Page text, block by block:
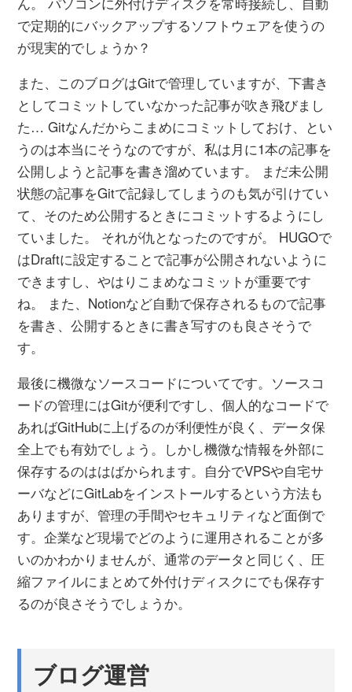
で定期的にバックアップするソフトウェアを使うの
が現実的でしょうか？
また、このブログはGitで管理していますが、下書き
としてコミットしていなかった記事が吹き飛びまし
た… Gitなんだからこまめにコミットしておけ、とい
うのは本当にそうなのですが、私は月に1本の記事を
公開しようと記事を書き溜めています。 まだ未公開
状態の記事をGitで記録してしまうのも気が引けてい
て、そのため公開するときにコミットするようにし
ていました。 それが仇となったのですが。 HUGOで
はDraftに設定することで記事が公開されないように
できますし、やはりこまめなコミットが重要です
ね。 また、Notionなど自動で保存されるもので記事
を書き、公開するときに書き写すのも良さそうで
す。
最後に機微なソースコードについてです。ソースコ
ードの管理にはGitが便利ですし、個人的なコードで
あればGitHubに上げるのが利便性が良く、データ保
全上でも有効でしょう。しかし機微な情報を外部に
保存するのははばかられます。自分でVPSや自宅サ
ーバなどにGitLabをインストールするという方法も
ありますが、管理の手間やセキュリティなど面倒で
す。企業など現場でどのように運用されることが多
いのかわかりませんが、通常のデータと同じく、圧
縮ファイルにまとめて外付けディスクにでも保存す
るのが良さそうでしょうか。
ブログ運営